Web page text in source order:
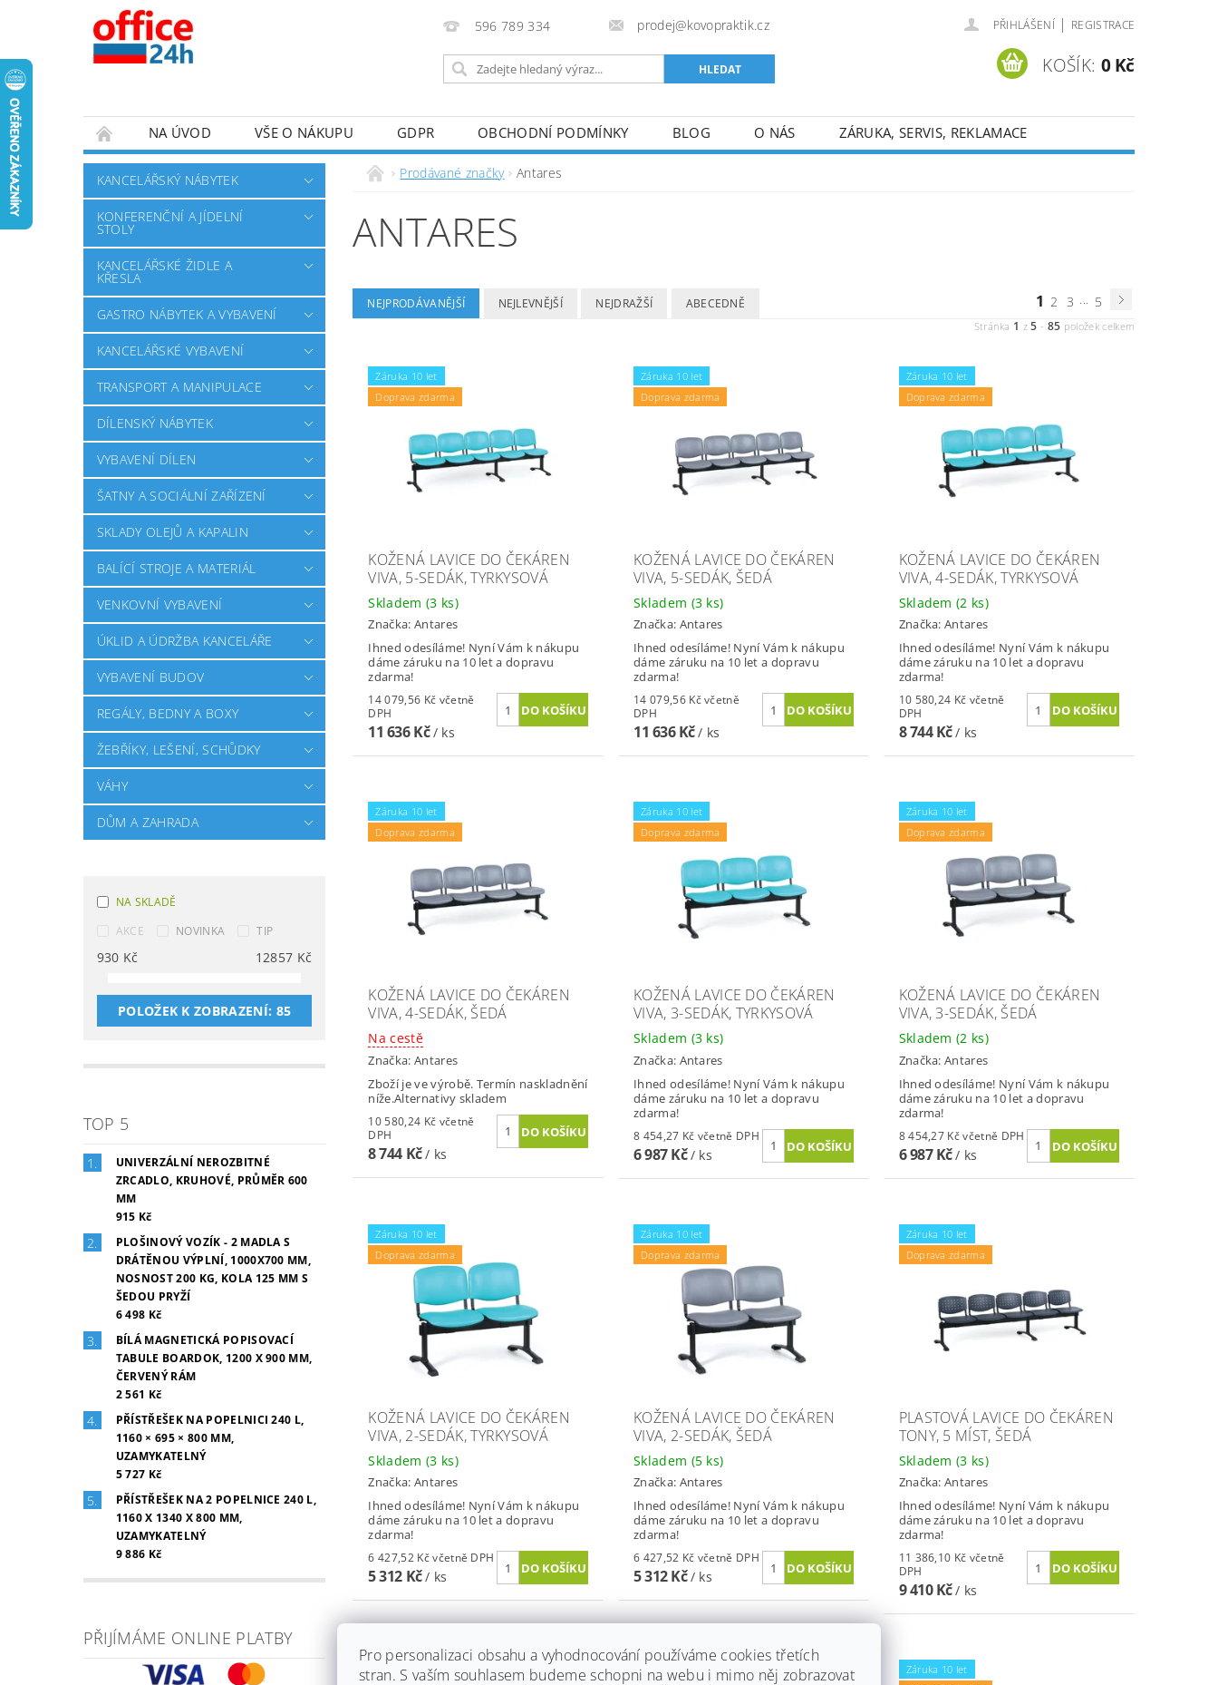
596 789 334 prodej@kovopraktik.cz PŘIHLÁŠENÍ | REGISTRACE
KOŠÍK: 0 Kč
NA ÚVOD VŠE O NÁKUPU GDPR OBCHODNÍ PODMÍNKY BLOG O NÁS ZÁRUKA, SERVIS, REKLAMACE
KANCELÁŘSKÝ NÁBYTEK
KONFERENČNÍ A JÍDELNÍ
STOLY
KANCELÁŘSKÉ ŽIDLE A
KŘESLA
GASTRO NÁBYTEK A VYBAVENÍ
KANCELÁŘSKÉ VYBAVENÍ
TRANSPORT A MANIPULACE
DÍLENSKÝ NÁBYTEK
VYBAVENÍ DÍLEN
ŠATNY A SOCIÁLNÍ ZAŘÍZENÍ
SKLADY OLEJŮ A KAPALIN
BALÍCÍ STROJE A MATERIÁL
VENKOVNÍ VYBAVENÍ
ÚKLID A ÚDRŽBA KANCELÁŘE
VYBAVENÍ BUDOV
REGÁLY, BEDNY A BOXY
ŽEBŘÍKY, LEŠENÍ, SCHŮDKY
VÁHY
DŮM A ZAHRADA
NA SKLADĚ
AKCE
NOVINKA TIP
930 Kč 12857 Kč
POLOŽEK K ZOBRAZENÍ: 85
TOP 5
UNIVERZÁLNÍ NEROZBITNÉ
ZRCADLO, KRUHOVÉ, PRŮMĚR 600
MM
915 Kč
PLOŠINOVÝ VOZÍK - 2 MADLA S
DRÁTĚNOU VÝPLNÍ, 1000X700 MM,
NOSNOST 200 KG, KOLA 125 MM S
ŠEDOU PRYŽÍ
6 498 Kč
BÍLÁ MAGNETICKÁ POPISOVACÍ
TABULE BOARDOK, 1200 X 900 MM,
ČERVENÝ RÁM
2 561 Kč
PŘÍSTŘEŠEK NA POPELNICI 240 L,
1160 × 695 × 800 MM,
UZAMYKATELNÝ
5 727 Kč
PŘÍSTŘEŠEK NA 2 POPELNICE 240 L,
1160 X 1340 X 800 MM,
UZAMYKATELNÝ
9 886 Kč
PŘIJÍMÁME ONLINE PLATBY
Prodávané značky Antares
ANTARES
NEJPRODÁVANĚJŠÍ NEJLEVNĚJŠÍ NEJDRAŽŠÍ ABECEDNĚ 1 2 3 ... 5
Stránka 1 z5 - 85 položek celkem
Záruka 10 let
Doprava zdarma
KOŽENÁ LAVICE DO ČEKÁREN
VIVA, 5-SEDÁK, TYRKYSOVÁ
Skladem (3 ks)
Značka: Antares
Ihned odesíláme! Nyní Vám k nákupu
dáme záruku na 10 let a dopravu
zdarma!
14 079,56 Kč včetně
DPH
11 636 Kč/ ks
Záruka 10 let
Doprava zdarma
KOŽENÁ LAVICE DO ČEKÁREN
VIVA, 5-SEDÁK, ŠEDÁ
Skladem (3 ks)
Značka: Antares
Ihned odesíláme! Nyní Vám k nákupu
dáme záruku na 10 let a dopravu
zdarma!
14 079,56 Kč včetně
DPH
11 636 Kč/ ks
Záruka 10 let
Doprava zdarma
KOŽENÁ LAVICE DO ČEKÁREN
VIVA, 4-SEDÁK, TYRKYSOVÁ
Skladem(2 ks)
Značka:Antares
Ihned odesíláme! Nyní Vám k nákupu
dáme záruku na 10 let a dopravu
zdarma!
10 580,24 Kč včetně
DPH
8 744 Kč/ ks
Záruka 10 let
Doprava zdarma
KOŽENÁ LAVICE DO ČEKÁREN
VIVA, 4-SEDÁK, ŠEDÁ
Na cestě
Značka: Antares
Zboží je ve výrobě. Termín naskladnění
níže.Alternativy skladem
10 580,24 Kč včetně
DPH
8 744 Kč/ ks
Záruka 10 let
Doprava zdarma
KOŽENÁ LAVICE DO ČEKÁREN
VIVA, 3-SEDÁK, TYRKYSOVÁ
Skladem (3 ks)
Značka: Antares
Ihned odesíláme! Nyní Vám k nákupu
dáme záruku na 10 let a dopravu
zdarma!
8 454,27 Kč včetně DPH
6 987 Kč/ ks
Záruka 10 let
Doprava zdarma
KOŽENÁ LAVICE DO ČEKÁREN
VIVA, 3-SEDÁK, ŠEDÁ
Skladem(2 ks)
Značka:Antares
Ihned odesíláme! Nyní Vám k nákupu
dáme záruku na 10 let a dopravu
zdarma!
8 454,27 Kč včetně DPH
6 987 Kč/ ks
Záruka 10 let
Doprava zdarma
KOŽENÁ LAVICE DO ČEKÁREN
VIVA, 2-SEDÁK, TYRKYSOVÁ
Skladem (3 ks)
Značka: Antares
Ihned odesíláme! Nyní Vám k nákupu
dáme záruku na 10 let a dopravu
zdarma!
6 427,52 Kč včetně DPH
5 312 Kč/ ks
Záruka 10 let
Doprava zdarma
KOŽENÁ LAVICE DO ČEKÁREN
VIVA, 2-SEDÁK, ŠEDÁ
Skladem (5 ks)
Značka: Antares
Ihned odesíláme! Nyní Vám k nákupu
dáme záruku na 10 let a dopravu
zdarma!
6 427,52 Kč včetně DPH
5 312 Kč/ ks
Záruka 10 let
Doprava zdarma
PLASTOVÁ LAVICE DO ČEKÁREN
TONY, 5 MÍST, ŠEDÁ
Skladem(3 ks)
Značka:Antares
Ihned odesíláme! Nyní Vám k nákupu
dáme záruku na 10 let a dopravu
zdarma!
11 386,10 Kč včetně
DPH
9 410 Kč/ ks
Záruka 10 let
Záruka 10 let
Záruka 10 let
Pro personalizaci obsahu a vyhodnocování používáme cookies třetích
stran. S vaším souhlasem budeme schopni na webu i mimo něj zobrazovat